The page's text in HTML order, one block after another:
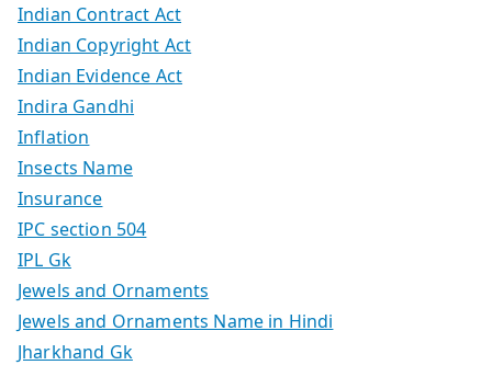
Indian Contract Act
Indian Copyright Act
Indian Evidence Act
Indira Gandhi
Inflation
Insects Name
Insurance
IPC section 504
IPL Gk
Jewels and Ornaments
Jewels and Ornaments Name in Hindi
Jharkhand Gk